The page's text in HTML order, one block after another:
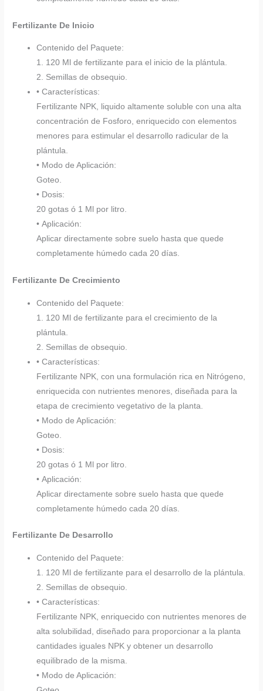
Fertilizante De Inicio
Contenido del Paquete:
1. 120 Ml de fertilizante para el inicio de la plántula.
2. Semillas de obsequio.
• Características:
Fertilizante NPK, liquido altamente soluble con una alta
concentración de Fosforo, enriquecido con elementos
menores para estimular el desarrollo radicular de la
plántula.
• Modo de Aplicación:
Goteo.
• Dosis:
20 gotas ó 1 Ml por litro.
• Aplicación:
Aplicar directamente sobre suelo hasta que quede
completamente húmedo cada 20 días.
Fertilizante De Crecimiento
Contenido del Paquete:
1. 120 Ml de fertilizante para el crecimiento de la
plántula.
2. Semillas de obsequio.
• Características:
Fertilizante NPK, con una formulación rica en Nitrógeno,
enriquecida con nutrientes menores, diseñada para la
etapa de crecimiento vegetativo de la planta.
• Modo de Aplicación:
Goteo.
• Dosis:
20 gotas ó 1 Ml por litro.
• Aplicación:
Aplicar directamente sobre suelo hasta que quede
completamente húmedo cada 20 días.
Fertilizante De Desarrollo
Contenido del Paquete:
1. 120 Ml de fertilizante para el desarrollo de la plántula.
2. Semillas de obsequio.
• Características:
Fertilizante NPK, enriquecido con nutrientes menores de
alta solubilidad, diseñado para proporcionar a la planta
cantidades iguales NPK y obtener un desarrollo
equilibrado de la misma.
• Modo de Aplicación: